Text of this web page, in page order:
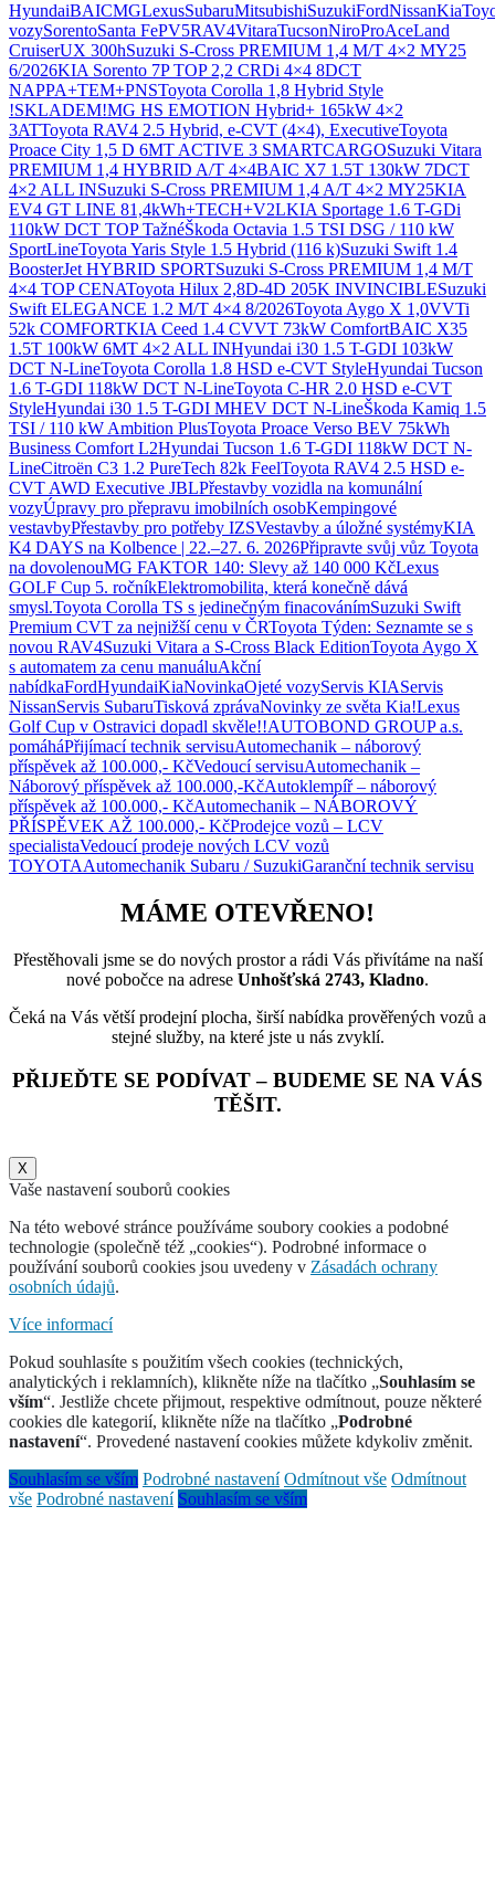
HyundaiBAICMGLexusSubaruMitsubishiSuzukiFordNissanKia
vozySorentoSanta FePV5RAV4VitaraTucsonNiroProAceLand
CruiserUX 300hSuzuki S-Cross PREMIUM 1,4 M/T 4×2 MY25
6/2026KIA Sorento 7P TOP 2,2 CRDi 4×4 8DCT
NAPPA+TEM+PNSToyota Corolla 1,8 Hybrid Style
!SKLADEM!MG HS EMOTION Hybrid+ 165kW 4×2
3ATToyota RAV4 2.5 Hybrid, e-CVT (4×4), ExecutiveToyota
Proace City 1,5 D 6MT ACTIVE 3 SMARTCARGOSuzuki Vitara
PREMIUM 1,4 HYBRID A/T 4×4BAIC X7 1.5T 130kW 7DCT
4×2 ALL INSuzuki S-Cross PREMIUM 1,4 A/T 4×2 MY25KIA
EV4 GT LINE 81,4kWh+TECH+V2LKIA Sportage 1.6 T-GDi
110kW DCT TOP TažnéŠkoda Octavia 1.5 TSI DSG / 110 kW
SportLineToyota Yaris Style 1.5 Hybrid (116 k)Suzuki Swift 1.4
BoosterJet HYBRID SPORTSuzuki S-Cross PREMIUM 1,4 M/T
4×4 TOP CENAToyota Hilux 2,8D-4D 205K INVINCIBLESuzuki
Swift ELEGANCE 1.2 M/T 4×4 8/2026Toyota Aygo X 1,0VVTi
52k COMFORTKIA Ceed 1.4 CVVT 73kW ComfortBAIC X35
1.5T 100kW 6MT 4×2 ALL INHyundai i30 1.5 T-GDI 103kW
DCT N-LineToyota Corolla 1.8 HSD e-CVT StyleHyundai Tucson
1.6 T-GDI 118kW DCT N-LineToyota C-HR 2.0 HSD e-CVT
StyleHyundai i30 1.5 T-GDI MHEV DCT N-LineŠkoda Kamiq 1.5
TSI / 110 kW Ambition PlusToyota Proace Verso BEV 75kWh
Business Comfort L2Hyundai Tucson 1.6 T-GDI 118kW DCT N-
LineCitroën C3 1.2 PureTech 82k FeelToyota RAV4 2.5 HSD e-
CVT AWD Executive JBLPřestavby vozidla na komunální
vozyÚpravy pro přepravu imobilních osobKempingové
vestavbyPřestavby pro potřeby IZSVestavby a úložné systémyKIA
K4 DAYS na Kolbence | 22.–27. 6. 2026Připravte svůj vůz Toyota
na dovolenouMG FAKTOR 140: Slevy až 140 000 KčLexus
GOLF Cup 5. ročníkElektromobilita, která konečně dává
smysl.Toyota Corolla TS s jedinečným finacovánímSuzuki Swift
Premium CVT za nejnižší cenu v ČRToyota Týden: Seznamte se s
novou RAV4Suzuki Vitara a S-Cross Black EditionToyota Aygo X
s automatem za cenu manuáluAkční
nabídkaFordHyundaiKiaNovinkaOjeté vozyServis KIAServis
NissanServis SubaruTisková zprávaNovinky ze světa Kia!Lexus
Golf Cup v Ostravici dopadl skvěle!!AUTOBOND GROUP a.s.
pomáháPřijímací technik servisuAutomechanik – náborový
příspěvek až 100.000,- KčVedoucí servisuAutomechanik –
Náborový příspěvek až 100.000,-KčAutoklempíř – náborový
příspěvek až 100.000,- KčAutomechanik – NÁBOROVÝ
PŘÍSPĚVEK AŽ 100.000,- KčProdejce vozů – LCV
specialistaVedoucí prodeje nových LCV vozů
TOYOTAAutomechanik Subaru / SuzukiGaranční technik servisu
MÁME OTEVŘENO!
Přestěhovali jsme se do nových prostor a rádi Vás přivítáme na naší
nové pobočce na adrese Unhošťská 2743, Kladno.
Čeká na Vás větší prodejní plocha, širší nabídka prověřených vozů a
stejné služby, na které jste u nás zvyklí.
PŘIJEĎTE SE PODÍVAT – BUDEME SE NA VÁS
TĚŠIT.
X
Vaše nastavení souborů cookies
Na této webové stránce používáme soubory cookies a podobné
technologie (společně též „cookies“). Podrobné informace o
používání souborů cookies jsou uvedeny v Zásadách ochrany
osobních údajů.
Více informací
Pokud souhlasíte s použitím všech cookies (technických,
analytických i reklamních), klikněte níže na tlačítko „Souhlasím se
vším“. Jestliže chcete přijmout, respektive odmítnout, pouze některé
cookies dle kategorií, klikněte níže na tlačítko „Podrobné
nastavení“. Provedené nastavení cookies můžete kdykoliv změnit.
Souhlasím se vším Podrobné nastavení Odmítnout vše Odmítnout
vše Podrobné nastavení Souhlasím se vším